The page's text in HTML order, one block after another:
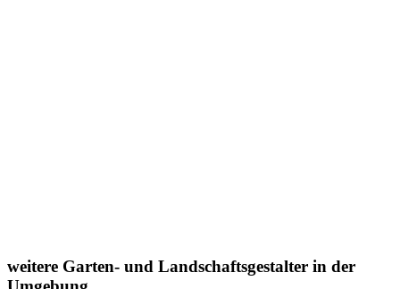
weitere Garten- und Landschaftsgestalter in der